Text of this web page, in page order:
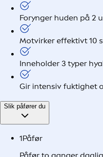
Forynger huden på 2
Motvirker effektivt 10
Inneholder 3 typer
Gir intensiv fuktighet
Slik påfører du
1Påfør